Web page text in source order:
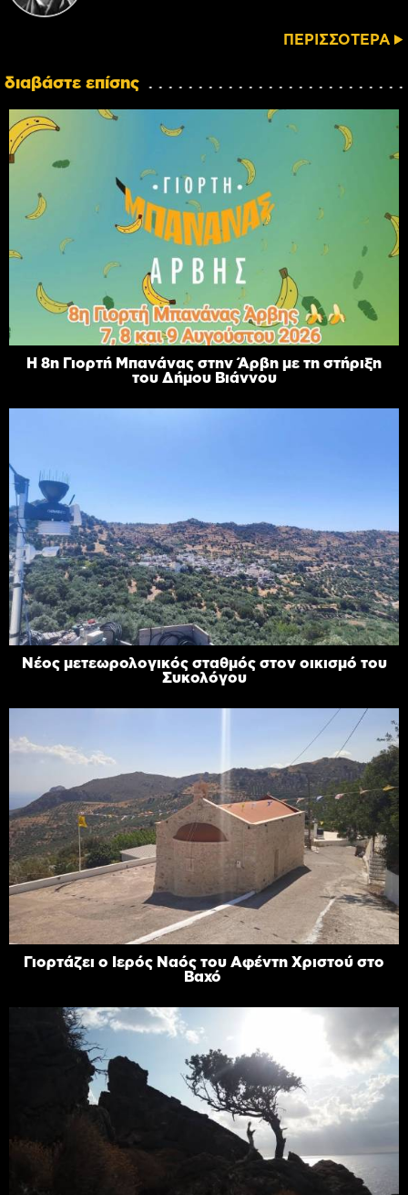
ΠΕΡΙΣΣΟΤΕΡΑ
διαβάστε επίσης
Η 8η Γιορτή Μπανάνας στην Άρβη με τη στήριξη
του Δήμου Βιάννου
Νέος μετεωρολογικός σταθμός στον οικισμό του
Συκολόγου
Γιορτάζει ο Ιερός Ναός του Αφέντη Χριστού στο
Βαχό